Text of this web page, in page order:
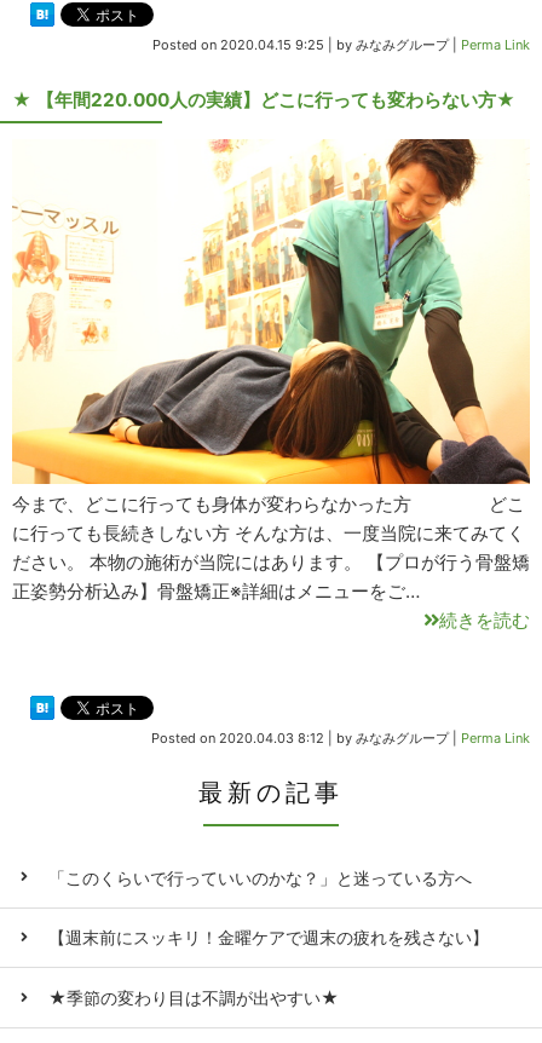
Posted on 2020.04.15 9:25 by みなみグループ| Perma Link
★ 【年間220.000人の実績】どこに行っても変わらない方★
今まで、どこに行っても身体が変わらなかった方 どこ
に行っても長続きしない方 そんな方は、一度当院に来てみてく
ださい。 本物の施術が当院にはあります。 【プロが行う骨盤矯
正姿勢分析込み】骨盤矯正※詳細はメニューをご…
続きを読む
Posted on 2020.04.03 8:12 by みなみグループ| Perma Link
最新の記事
「このくらいで行っていいのかな？」と迷っている方へ
【週末前にスッキリ！金曜ケアで週末の疲れを残さない】
★季節の変わり目は不調が出やすい★